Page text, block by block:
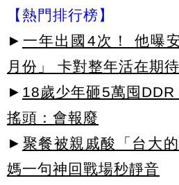
【熱門排行榜】
► 一年出國4次！ 他曝
月份」 卡對整年活在期
► 18歲少年砸5萬囤
搖頭：會報廢
► 聚餐被親戚酸「台大
媽一句神回戰場秒靜音